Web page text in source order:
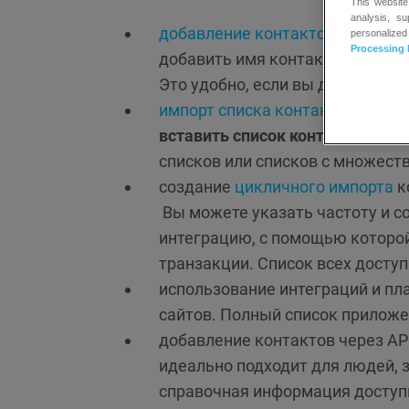
добавление контактов вручную
добавить имя контакта, адрес
Это удобно, если вы
импорт списка контактов
вставить список контактов из
списков или списков с
создание цикличного импорта
Вы можете указать частоту и
интеграцию, с помощью
транзакции. Список всех
использование интеграций и
сайтов. Полный список
добавление контактов через
идеально подходит для
справочная информация
analysis,
Processing